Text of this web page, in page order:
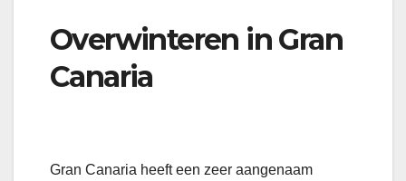
Overwinteren in Gran
Canaria
Gran Canaria heeft een zeer aangenaam